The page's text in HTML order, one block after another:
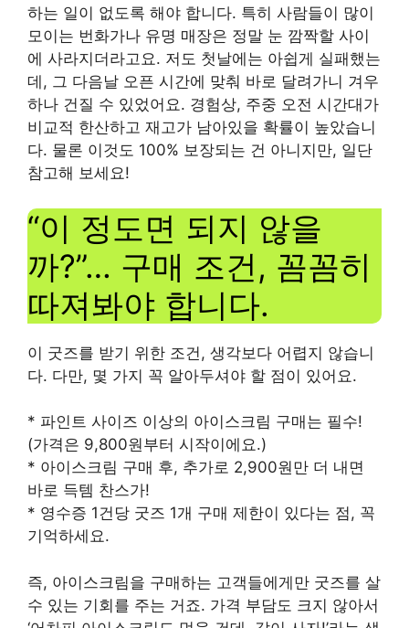
하는 일이 없도록 해야 합니다. 특히 사람들이 많이
모이는 번화가나 유명 매장은 정말 눈 깜짝할 사이
에 사라지더라고요. 저도 첫날에는 아쉽게 실패했는
데, 그 다음날 오픈 시간에 맞춰 바로 달려가니 겨우
하나 건질 수 있었어요. 경험상, 주중 오전 시간대가
비교적 한산하고 재고가 남아있을 확률이 높았습니
다. 물론 이것도 100% 보장되는 건 아니지만, 일단
참고해 보세요!
“이 정도면 되지 않을
까?”… 구매 조건, 꼼꼼히
따져봐야 합니다.
이 굿즈를 받기 위한 조건, 생각보다 어렵지 않습니
다. 다만, 몇 가지 꼭 알아두셔야 할 점이 있어요.
* 파인트 사이즈 이상의 아이스크림 구매는 필수!
(가격은 9,800원부터 시작이에요.)
* 아이스크림 구매 후, 추가로 2,900원만 더 내면
바로 득템 찬스가!
* 영수증 1건당 굿즈 1개 구매 제한이 있다는 점, 꼭
기억하세요.
즉, 아이스크림을 구매하는 고객들에게만 굿즈를 살
수 있는 기회를 주는 거죠. 가격 부담도 크지 않아서